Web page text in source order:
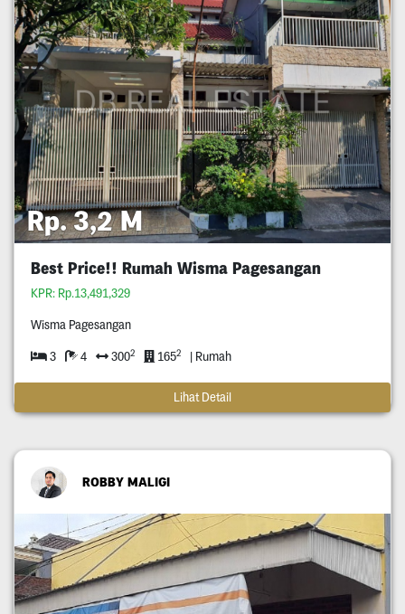
Rp. 3,2 M
Best Price!! Rumah Wisma Pagesangan
KPR: Rp.13,491,329
Wisma Pagesangan
3 4 3002 1652 | Rumah
Lihat Detail
ROBBY MALIGI